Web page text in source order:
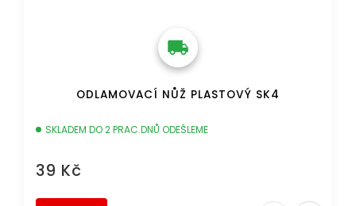
ODLAMOVACÍ NŮŽ PLASTOVÝ SK4
SKLADEM DO 2 PRAC.DNŮ ODEŠLEME
39 Kč